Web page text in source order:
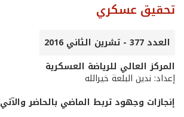
تحقيق عسكري
العدد 377 - تشرين الثاني 2016
المركز العالي للرياضة العسكرية
إعداد: ندين البلعة خيرالله
إنجازات وجهود تربط الماضي بالحاضر والآتي